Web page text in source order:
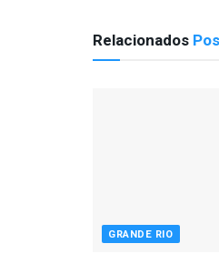
Relacionados
GRANDE RIO